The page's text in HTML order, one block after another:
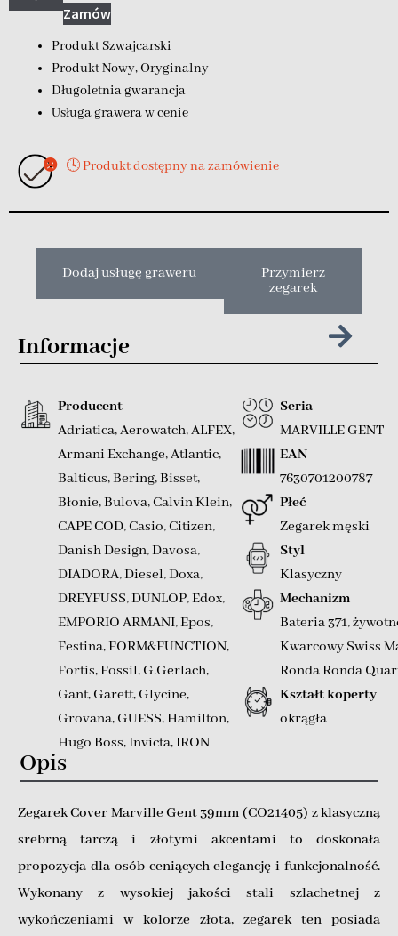
Zamów
Produkt Szwajcarski
Produkt Nowy, Oryginalny
Długoletnia gwarancja
Usługa grawera w cenie
🕓 Produkt dostępny na zamówienie
Dodaj usługę graweru
Przymierz
zegarek
Informacje
Producent
Adriatica,Aerowatch,ALFEX,
Armani Exchange,Atlantic,
Balticus,Bering,Bisset,
Błonie,Bulova,Calvin Klein,
CAPE COD,Casio,Citizen,
Danish Design,Davosa,
DIADORA,Diesel,Doxa,
DREYFUSS,DUNLOP,Edox,
EMPORIO ARMANI,Epos,
Festina,FORM&FUNCTION,
Fortis,Fossil, G.Gerlach,
Gant, Garett, Glycine,
Grovana, GUESS,Hamilton,
Hugo Boss,Invicta,IRON
ANNIE
Lacoste, Lars Larsen,Lorus,
LUMINOX
MARC ECKO
Maserati ,Maseratti,
MICHAEL KORS,Mido,
MODALO
MULCO Orient
Seria
MARVILLE GENT
EAN
7630701200787
Płeć
Zegarek męski
Styl
Klasyczny
Mechanizm
Bateria 371,
Kwarcowy Swiss
Ronda Ronda
Kształt koperty
okrągła
Opis
Zegarek Cover Marville Gent 39mm (CO21405) z klasyczną
srebrną tarczą i złotymi akcentami to doskonała
propozycja dla osób ceniących elegancję i funkcjonalność.
Wykonany z wysokiej jakości stali szlachetnej z
wykończeniami w kolorze złota, zegarek ten posiada